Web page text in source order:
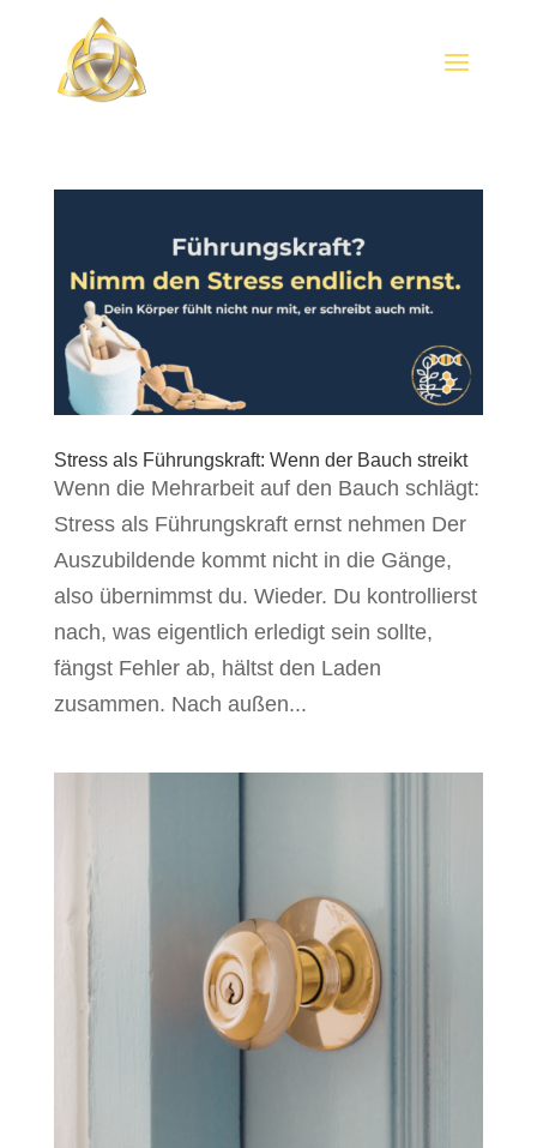
Stress als Führungskraft: Wenn der Bauch streikt
Wenn die Mehrarbeit auf den Bauch schlägt:
Stress als Führungskraft ernst nehmen Der
Auszubildende kommt nicht in die Gänge,
also übernimmst du. Wieder. Du kontrollierst
nach, was eigentlich erledigt sein sollte,
fängst Fehler ab, hältst den Laden
zusammen. Nach außen...